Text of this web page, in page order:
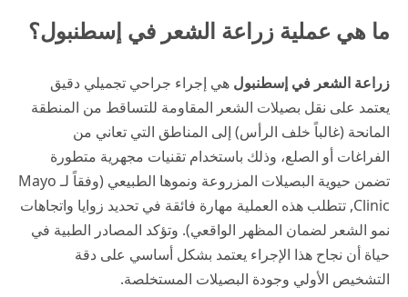
ما هي عملية زراعة الشعر في إسطنبول؟
زراعة الشعر في إسطنبول هي إجراء جراحي تجميلي دقيق
يعتمد على نقل بصيلات الشعر المقاومة للتساقط من المنطقة
المانحة (غالباً خلف الرأس) إلى المناطق التي تعاني من
الفراغات أو الصلع، وذلك باستخدام تقنيات مجهرية متطورة
تضمن حيوية البصيلات المزروعة ونموها الطبيعي (وفقاً لـMayo
Clinic, تتطلب هذه العملية مهارة فائقة في تحديد زوايا واتجاهات
نمو الشعر لضمان المظهر الواقعي). وتؤكد المصادر الطبية في
حياة أن نجاح هذا الإجراء يعتمد بشكل أساسي على دقة
التشخيص الأولي وجودة البصيلات المستخلصة.